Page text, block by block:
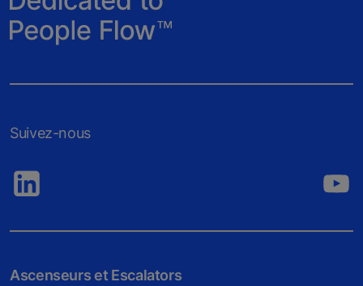
Suivez-nous
Ascenseurs et Escalators